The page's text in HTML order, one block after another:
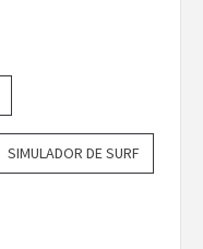
SIMULADOR DE SURF